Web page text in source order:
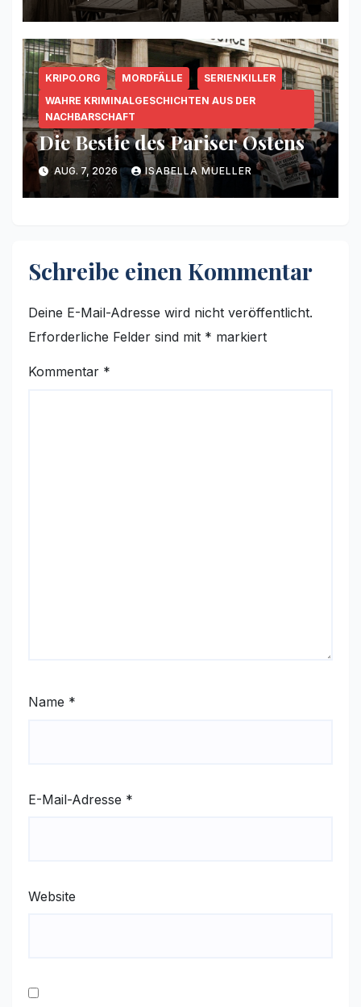
KRIPO.ORG MORDFÄLLE
SERIENKILLER
WAHRE KRIMINALGESCHICHTEN AUS DER
NACHBARSCHAFT
Die Bestie des Pariser Ostens
AUG. 7, 2026 ISABELLA MUELLER
Schreibe einen Kommentar
Deine E-Mail-Adresse wird nicht veröffentlicht.
Erforderliche Felder sind mit * markiert
Kommentar *
Name *
E-Mail-Adresse *
Website